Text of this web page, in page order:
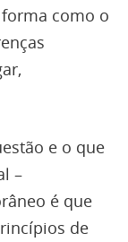
como o
e o que
–
é que
de